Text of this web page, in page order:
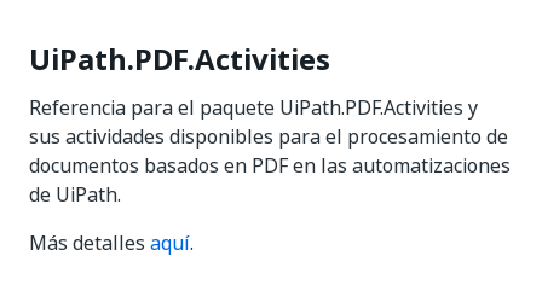
UiPath.PDF.Activities
Referencia para el paquete UiPath.PDF.Activities y
sus actividades disponibles para el procesamiento de
documentos basados en PDF en las automatizaciones
de UiPath.
Más detalles aquí.